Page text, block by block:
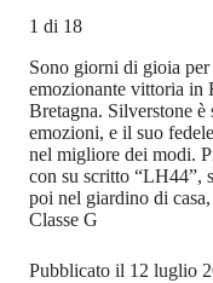
1 di 18
Sono giorni di gioia
emozionante vittoria in
Bretagna. Silverstone
emozioni, e il suo
nel migliore dei modi.
con su scritto “LH44”,
poi nel giardino di
Classe G
Pubblicato il 12 luglio